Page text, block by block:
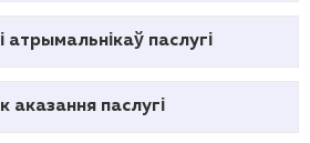
атрымальнікаў паслугі
аказання паслугі